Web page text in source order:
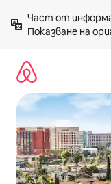
към
съдържанието
Показване на